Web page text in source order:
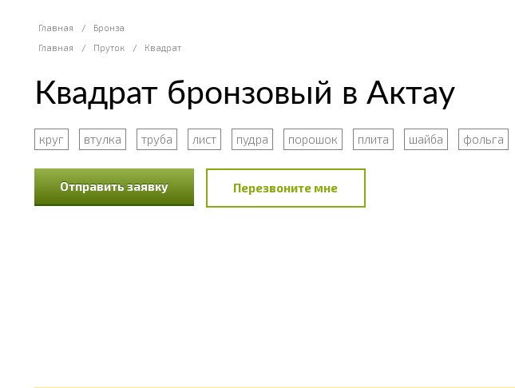
Главная /
Бронза
Главная
/ Пруток / Квадрат
Квадрат бронзовый в Актау
круг втулка труба лист пудра порошок плита шайба фольга
Отправить заявку Перезвоните мне